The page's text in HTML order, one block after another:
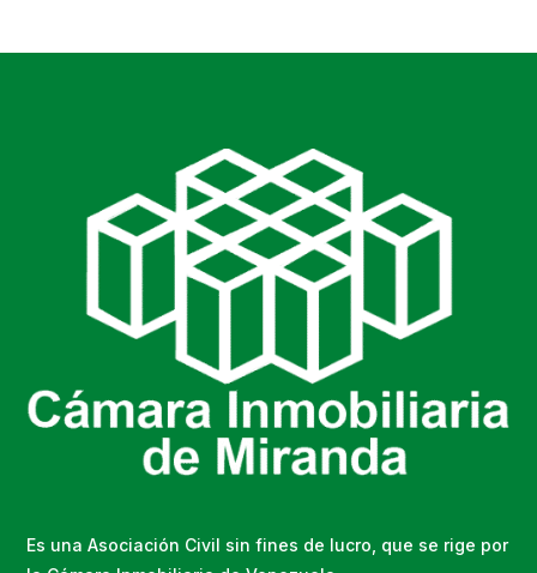
Es una Asociación Civil sin fines de lucro, que se rige por